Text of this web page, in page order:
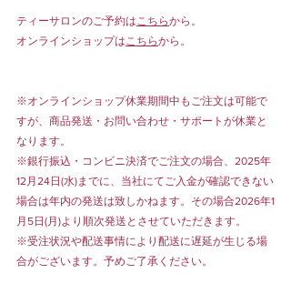
ティーサロンのご予約は こちらから。
オンラインショップは こちらから。
※オンラインショップ休業期間中もご注文は可能で
すが、商品発送・お問い合わせ・サポートが休業と
なります。
※銀行振込・コンビニ決済でご注文の場合、2025年
12月24日(水)までに、当社にてご入金が確認できない
場合は年内の発送は致しかねます。その場合2026年1
月5日(月)より順次発送とさせていただきます。
※受注状況や配送事情により配送に遅延が生じる場
合がございます。予めご了承ください。